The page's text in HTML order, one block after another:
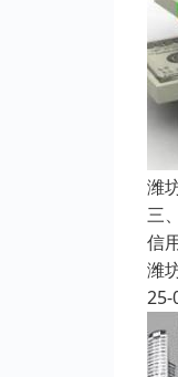
潍
三
信
潍
25-